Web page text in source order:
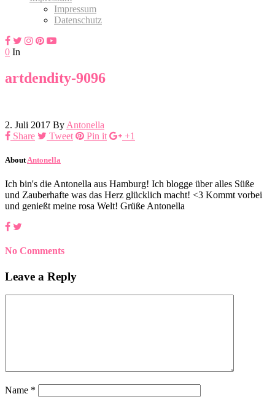
Impressum
Datenschutz
0 In
artdendity-9096
2. Juli 2017 By Antonella
Share
Tweet Pin it +1
About Antonella
Ich bin's die Antonella aus Hamburg! Ich blogge über alles Süße
und Zauberhafte was das Herz glücklich macht! <3 Kommt vorbei
und genießt meine rosa Welt! Grüße Antonella
No Comments
Leave a Reply
Name *